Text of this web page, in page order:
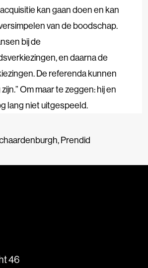
kan gaan doen en kan
van de boodschap.
bij de
en daarna de
De referenda kunnen
Om maar te zeggen: hij en
lang niet uitgespeeld.
,Prendid
46